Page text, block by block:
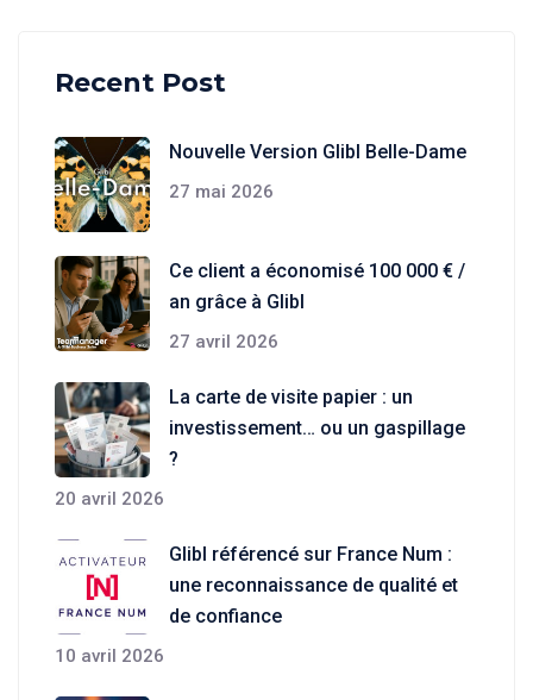
Recent Post
Nouvelle Version Glibl Belle-Dame
27 mai 2026
Ce client a économisé 100 000 € /
an grâce à Glibl
27 avril 2026
La carte de visite papier : un
investissement… ou un gaspillage
?
20 avril 2026
Glibl référencé sur France Num :
une reconnaissance de qualité et
de confiance
10 avril 2026